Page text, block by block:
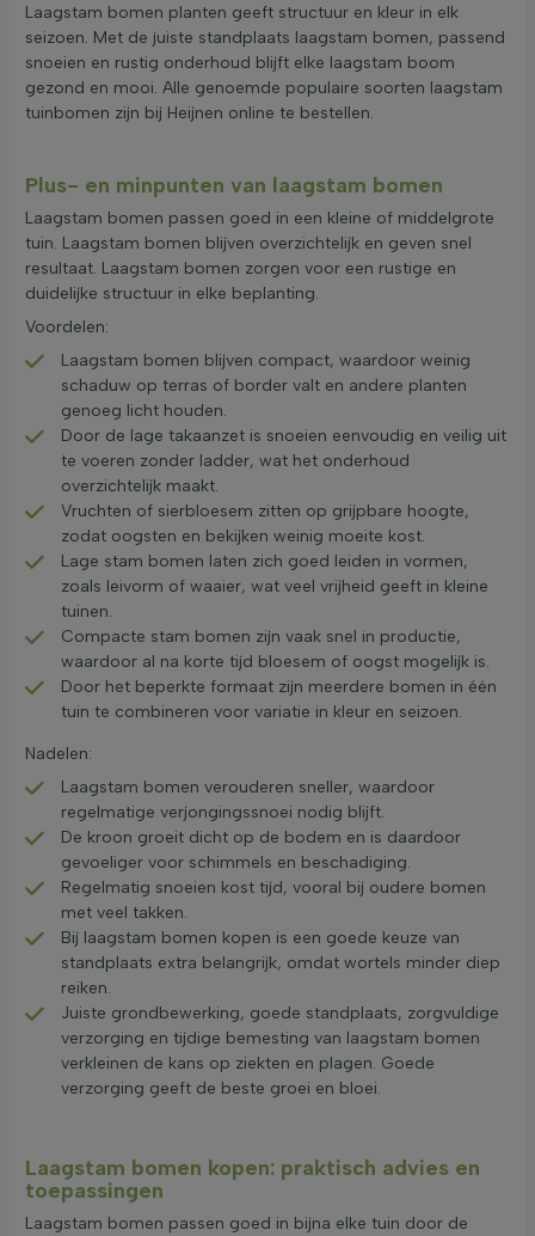
Laagstam bomen planten geeft structuur en kleur in elk
seizoen. Met de juiste standplaats laagstam bomen, passend
snoeien en rustig onderhoud blijft elke laagstam boom
gezond en mooi. Alle genoemde populaire soorten laagstam
tuinbomen zijn bij Heijnen online te bestellen.
Plus- en minpunten van laagstam bomen
Laagstam bomen passen goed in een kleine of middelgrote
tuin. Laagstam bomen blijven overzichtelijk en geven snel
resultaat. Laagstam bomen zorgen voor een rustige en
duidelijke structuur in elke beplanting.
Voordelen:
Laagstam bomen blijven compact, waardoor weinig
schaduw op terras of border valt en andere planten
genoeg licht houden.
Door de lage takaanzet is snoeien eenvoudig en veilig uit
te voeren zonder ladder, wat het onderhoud
overzichtelijk maakt.
Vruchten of sierbloesem zitten op grijpbare hoogte,
zodat oogsten en bekijken weinig moeite kost.
Lage stam bomen laten zich goed leiden in vormen,
zoals leivorm of waaier, wat veel vrijheid geeft in kleine
tuinen.
Compacte stam bomen zijn vaak snel in productie,
waardoor al na korte tijd bloesem of oogst mogelijk is.
Door het beperkte formaat zijn meerdere bomen in één
tuin te combineren voor variatie in kleur en seizoen.
Nadelen:
Laagstam bomen verouderen sneller, waardoor
regelmatige verjongingssnoei nodig blijft.
De kroon groeit dicht op de bodem en is daardoor
gevoeliger voor schimmels en beschadiging.
Regelmatig snoeien kost tijd, vooral bij oudere bomen
met veel takken.
Bij laagstam bomen kopen is een goede keuze van
standplaats extra belangrijk, omdat wortels minder diep
reiken.
Juiste grondbewerking, goede standplaats, zorgvuldige
verzorging en tijdige bemesting van laagstam bomen
verkleinen de kans op ziekten en plagen. Goede
verzorging geeft de beste groei en bloei.
Laagstam bomen kopen: praktisch advies en
toepassingen
Laagstam bomen passen goed in bijna elke tuin door de